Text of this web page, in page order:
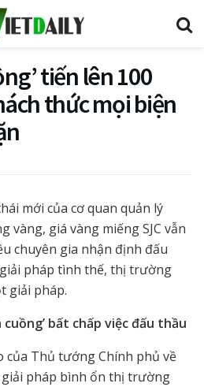
tiến lên 100
thức mọi biện
mới của cơ quan quản lý
giá vàng miếng SJC vẫn
chuyên gia nhận định đấu
pháp tình thế, thị trường
giải pháp.
cuồng’ bất chấp việc đấu thầu
của Thủ tướng Chính phủ về
giải pháp bình ổn thị trường